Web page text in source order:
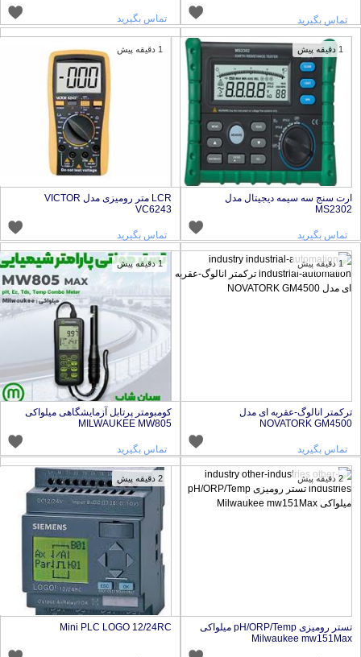
تماس بگیرید تماس بگیرید
سنج سه سیمه دیجیتال مدل
تماس بگیرید
LCR متر رومیزی مدل VICTOR
VC6243
تماس بگیرید
1 دقیقه پیش
انالوگ-عقربه ای مدل
NOVATORK
تماس بگیرید
کومبومتر پرتابل آزمایشگاهی میلواکی
MILWAUKEE MW805
تماس بگیرید
2 دقیقه پیش
تستر رومیزی pH/ORP/Temp میلواکی
Milwaukee
Mini PLC LOGO 12/24RC